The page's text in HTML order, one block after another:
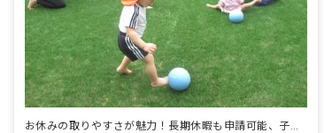
お休みの取りやすさが魅力！長期休暇も申請可能、子連れ出勤もOK